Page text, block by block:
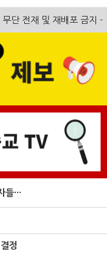
단 전재 및 재배포 금지 -
···
정